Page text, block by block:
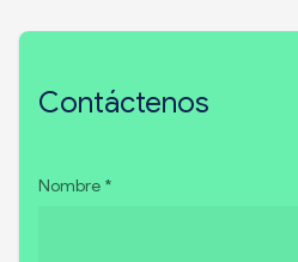
Contáctenos
Nombre *